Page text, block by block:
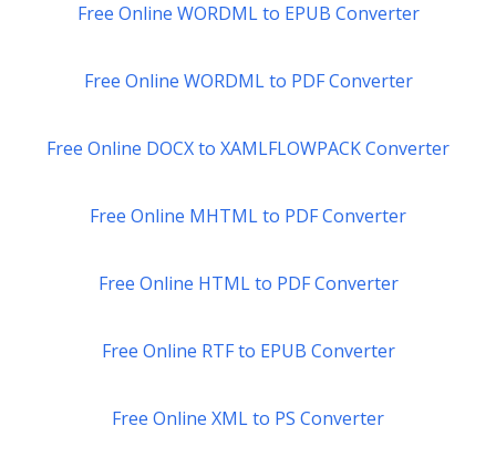
Free Online WORDML to EPUB Converter
Free Online WORDML to PDF Converter
Free Online DOCX to XAMLFLOWPACK Converter
Free Online MHTML to PDF Converter
Free Online HTML to PDF Converter
Free Online RTF to EPUB Converter
Free Online XML to PS Converter